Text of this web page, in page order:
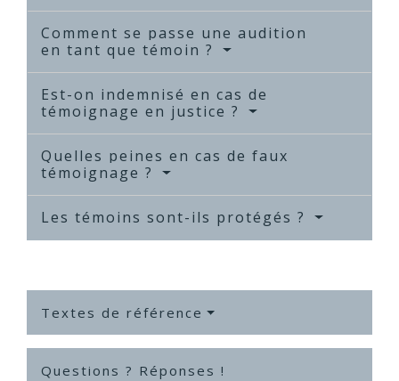
Comment se passe une audition
en tant que témoin ?
Est-on indemnisé en cas de
témoignage en justice ?
Quelles peines en cas de faux
témoignage ?
Les témoins sont-ils protégés ?
Textes de référence
Questions ? Réponses !